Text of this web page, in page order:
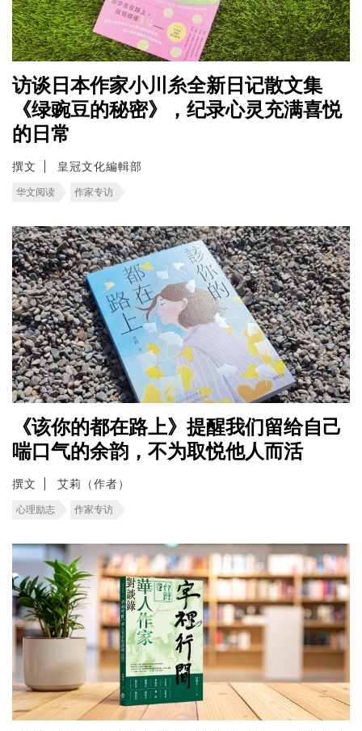
访谈日本作家小川糸全新日记散文集
《绿豌豆的秘密》，纪录心灵充满喜悦
的日常
撰文 皇冠文化編輯部
华文阅读 作家专访
《该你的都在路上》提醒我们留给自己
喘口气的余韵，不为取悦他人而活
撰文 艾莉（作者）
心理励志 作家专访